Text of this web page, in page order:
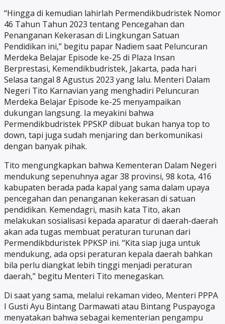
“Hingga di kemudian lahirlah Permendikbudristek Nomor
46 Tahun Tahun 2023 tentang Pencegahan dan
Penanganan Kekerasan di Lingkungan Satuan
Pendidikan ini,” begitu papar Nadiem saat Peluncuran
Merdeka Belajar Episode ke-25 di Plaza Insan
Berprestasi, Kemendikbudristek, Jakarta, pada hari
Selasa tangal 8 Agustus 2023 yang lalu. Menteri Dalam
Negeri Tito Karnavian yang menghadiri Peluncuran
Merdeka Belajar Episode ke-25 menyampaikan
dukungan langsung. Ia meyakini bahwa
Permendikbudristek PPSKP dibuat bukan hanya top to
down, tapi juga sudah menjaring dan berkomunikasi
dengan banyak pihak.
Tito mengungkapkan bahwa Kementeran Dalam Negeri
mendukung sepenuhnya agar 38 provinsi, 98 kota, 416
kabupaten berada pada kapal yang sama dalam upaya
pencegahan dan penanganan kekerasan di satuan
pendidikan. Kemendagri, masih kata Tito, akan
melakukan sosialisasi kepada aparatur di daerah-daerah
akan ada tugas membuat peraturan turunan dari
Permendikbduristek PPKSP ini. “Kita siap juga untuk
mendukung, ada opsi peraturan kepala daerah bahkan
bila perlu diangkat lebih tinggi menjadi peraturan
daerah,” begitu Menteri Tito menegaskan.
Di saat yang sama, melalui rekaman video, Menteri PPPA
I Gusti Ayu Bintang Darmawati atau Bintang Puspayoga
menyatakan bahwa sebagai kementerian pengampu